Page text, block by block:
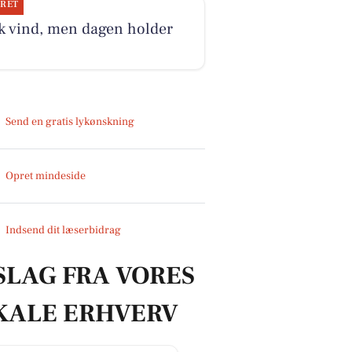
vind, men dagen holder
Send en gratis lykønskning
Opret mindeside
Indsend dit læserbidrag
FRA VORES
ERHVERV